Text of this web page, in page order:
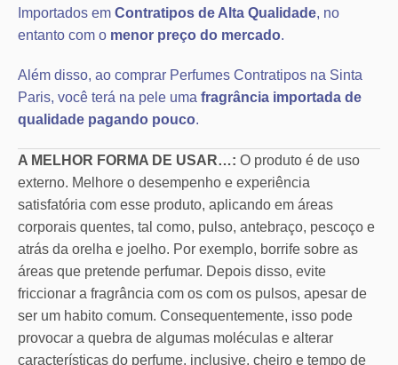
Importados em Contratipos de Alta Qualidade, no
entanto com o menor preço do mercado.
Além disso, ao comprar Perfumes Contratipos na Sinta
Paris, você terá na pele uma fragrância importada de
qualidade pagando pouco.
A MELHOR FORMA DE USAR…: O produto é de uso
externo. Melhore o desempenho e experiência
satisfatória com esse produto, aplicando em áreas
corporais quentes, tal como, pulso, antebraço, pescoço e
atrás da orelha e joelho. Por exemplo, borrife sobre as
áreas que pretende perfumar. Depois disso, evite
friccionar a fragrância com os com os pulsos, apesar de
ser um habito comum. Consequentemente, isso pode
provocar a quebra de algumas moléculas e alterar
características do perfume, inclusive, cheiro e tempo de